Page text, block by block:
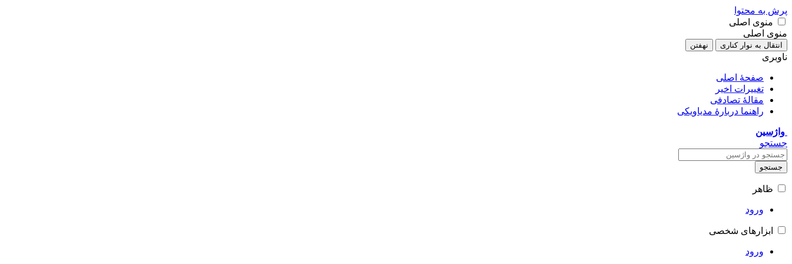
پرش به محتوا
منوی اصلی
منوی اصلی
انتقال به نوار کناری نهفتن
ناوبری
صفحهٔ اصلی
تغییرات اخیر
مقالهٔ تصادفی
راهنما دربارهٔ مدیاویکی
واژسین
جستجو
جستجو
ظاهر
ورود
ابزارهای شخصی
ورود